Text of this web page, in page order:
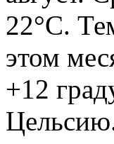
22°C.
этом
+12